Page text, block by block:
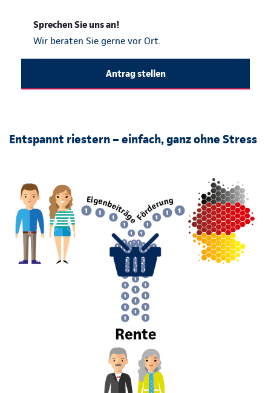
Sprechen Sie uns an!
Wir beraten Sie gerne vor Ort.
Antrag stellen
Entspannt riestern – einfach, ganz ohne Stress